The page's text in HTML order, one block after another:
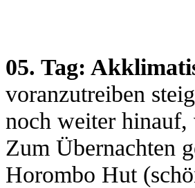
05. Tag:
voranzutreiben
noch weiter hinauf,
Zum Übernachten
Horombo Hut